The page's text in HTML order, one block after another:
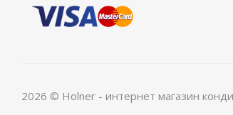
2026 © Holner - интернет магазин